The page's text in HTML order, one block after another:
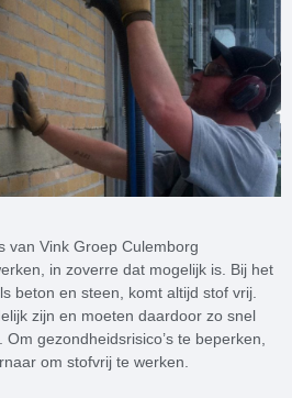
van Vink Groep Culemborg
in zoverre dat mogelijk is. Bij het
beton en steen, komt altijd stof vrij.
zijn en moeten daardoor zo snel
gezondheidsrisico’s te beperken,
om stofvrij te werken.